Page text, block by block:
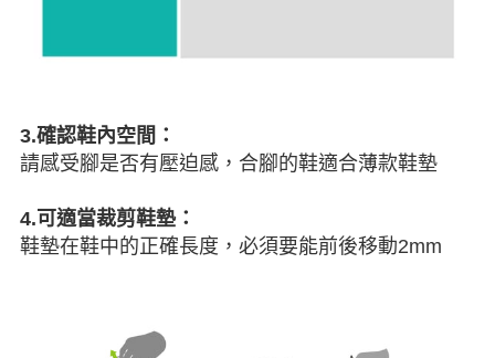
3.確認鞋內空間：
請感受腳是否有壓迫感，合腳的鞋適合薄款鞋墊
4.可適當裁剪鞋墊：
鞋墊在鞋中的正確長度，必須要能前後移動2mm